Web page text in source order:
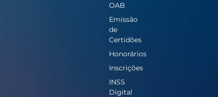
OAB
Emissão
de
Certidões
Honorários
Inscrições
INSS
Digital